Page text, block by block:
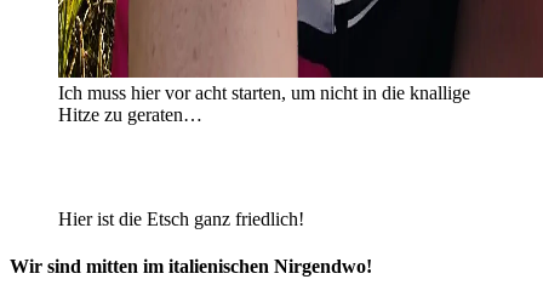
Ich muss hier vor acht starten, um nicht in die knallige
Hitze zu geraten…
Hier ist die Etsch ganz friedlich!
Wir sind mitten im italienischen Nirgendwo!